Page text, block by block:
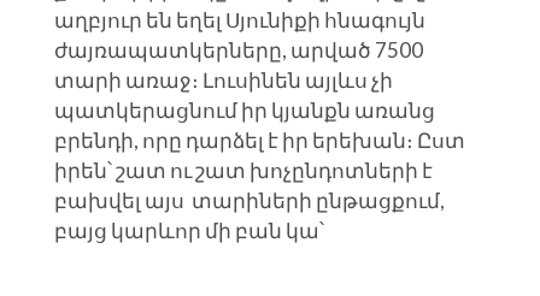
աղբյուր են եղել Սյունիքի հնագույն
ժայռապատկերները, արված 7500
տարի առաջ։ Լուսինեն այլևս չի
պատկերացնում իր կյանքն առանց
բրենդի, որը դարձել է իր երեխան։ Ըստ
իրեն՝ շատ ու շատ խոչընդոտների է
բախվել այս տարիների ընթացքում,
բայց կարևոր մի բան կա՝